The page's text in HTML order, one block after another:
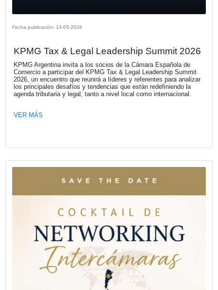
Mapfre auspició la 19ª edición de los
“El Auto Más Seguro”
La compañía volvió a apoyar esta iniciativa de CESVI
la revista “Crash Test” en la que se premian los autos
lanzados en 2025. La edición 2026 tiene un significado
CESVI cumple 30 años.
VER MÁS